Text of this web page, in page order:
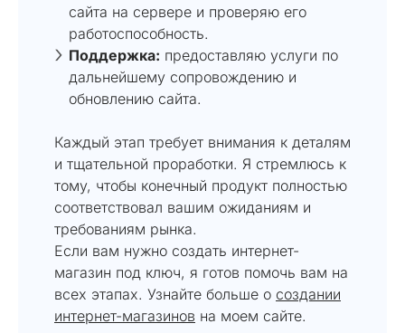
сайта на сервере и проверяю его
работоспособность.
Поддержка: предоставляю услуги по
дальнейшему сопровождению и
обновлению сайта.
Каждый этап требует внимания к деталям
и тщательной проработки. Я стремлюсь к
тому, чтобы конечный продукт полностью
соответствовал вашим ожиданиям и
требованиям рынка.
Если вам нужно создать интернет-
магазин под ключ, я готов помочь вам на
всех этапах. Узнайте больше о создании
интернет-магазинов на моем сайте.